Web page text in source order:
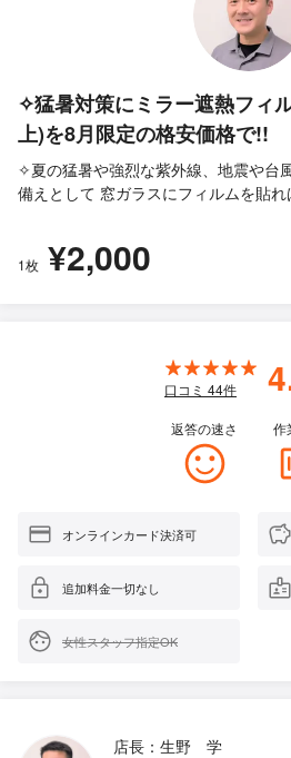
✧猛暑対策にミラー遮熱フィ
上)を8月限定の格安価格で!!
✧夏の猛暑や強烈な紫外線、地震や台
備えとして 窓ガラスにフィルムを貼
1枚 ¥2,000
口コミ 44件
返答の速さ 作
オンラインカード決済可
追加料金一切なし
女性スタッフ指定OK
店長：生野 学